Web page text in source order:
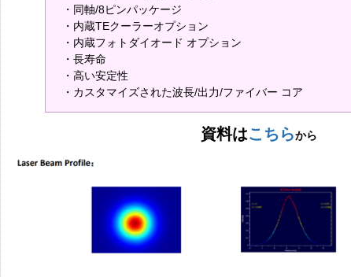
・同軸/8ピンパッケージ
・内蔵TEクーラーオプション
・内蔵フォトダイオード オプション
・長寿命
・高い安定性
・カスタマイズされた波長/出力/ファイバー コア
資料はこちらから